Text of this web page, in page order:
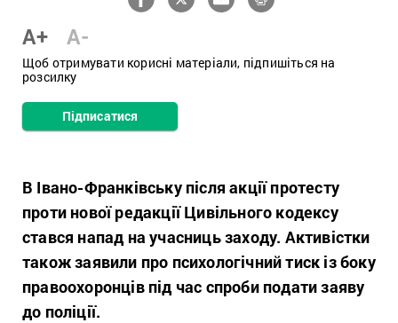
A+ A-
Щоб отримувати корисні матеріали, підпишіться на
розсилку
Підписатися
В Івано-Франківську після акції протесту
проти нової редакції Цивільного кодексу
стався напад на учасниць заходу. Активістки
також заявили про психологічний тиск із боку
правоохоронців під час спроби подати заяву
до поліції.